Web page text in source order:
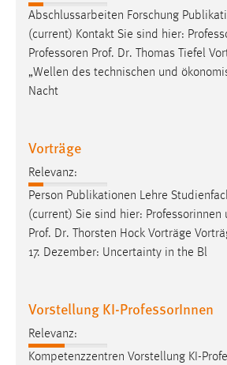
Abschlussarbeiten Forschung
(current) Kontakt Sie sind hier:
Professoren Prof. Dr. Thomas Tiefel
„Wellen des technischen und
Nacht
Vorträge
Relevanz:
Person Publikationen Lehre
(current) Sie sind hier: Professorinnen
Prof. Dr. Thorsten Hock Vorträge
17. Dezember: Uncertainty in the Bl
Vorstellung KI-ProfessorInnen
Relevanz:
Kompetenzzentren Vorstellung KI-